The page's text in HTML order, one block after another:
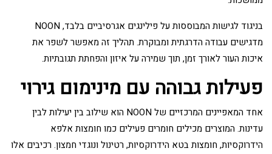
בניגוד לגישות המבוססות על פילינגים אגרסיביים בלבד, NOON
מדגישים עבודה הדרגתית ומבוקרת. תהליך זה מאפשר לשפר את
איכות העור לאורך זמן, תוך שמירה על איזון והפחתת תגובתיות.
פעילות גבוהה עם מינימום גירוי
אחד המאפיינים המרכזיים של NOON הוא שילוב בין יעילות לבין
עדינות. המוצרים מכילים חומרים פעילים כמו חומצות אלפא
הידרוקסיות, חומצות בטא הידרוקסיות, רטינול ונוגדי חמצון. רכיבים אלו